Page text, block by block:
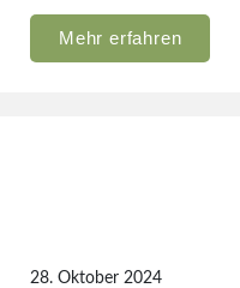
Mehr erfahren
28. Oktober 2024